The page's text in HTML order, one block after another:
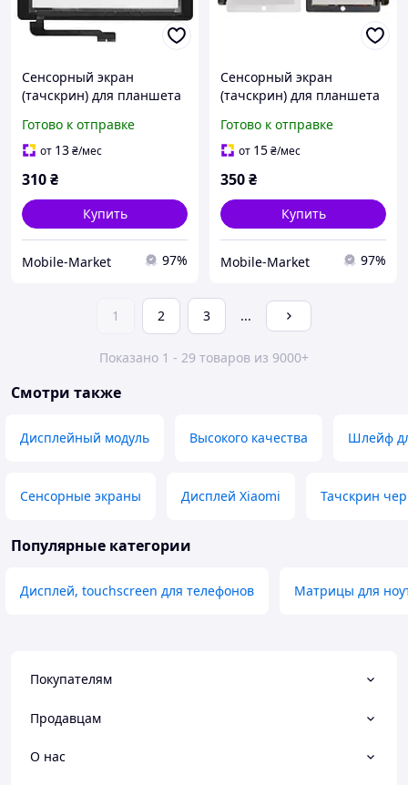
Сенсорный экран
(тачскрин) для планшета
Готово к отправке
от 13₴/мес
310₴
Купить
Mobile-Market 97%
Сенсорный экран
(тачскрин) для планшета
Готово к отправке
от 15₴/мес
350₴
Купить
Mobile-Market 97%
1 2 3 ...
Показано 1 - 29 товаров из 9000+
Смотри также
Дисплейный модуль Высокого качества Шлейф
Сенсорные экраны Дисплей Xiaomi Тачскрин
Популярные категории
Дисплей, touchscreen для телефонов Матрицы для
Покупателям
Продавцам
О нас